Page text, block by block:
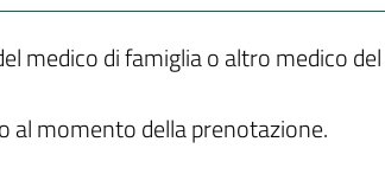
medico di famiglia o altro medico del
al momento della prenotazione.